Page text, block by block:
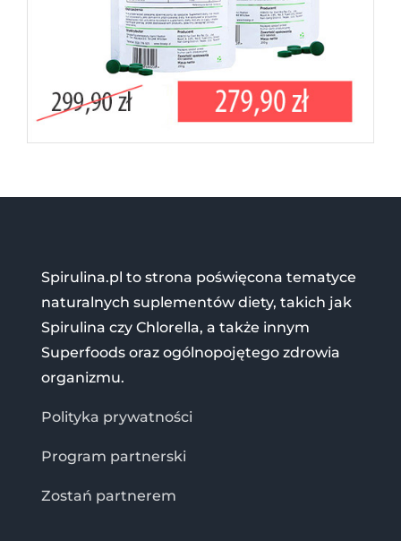
Spirulina.pl to strona poświęcona tematyce
naturalnych suplementów diety, takich jak
Spirulina czy Chlorella, a także innym
Superfoods oraz ogólnopojętego zdrowia
organizmu.
Polityka prywatności
Program partnerski
Zostań partnerem